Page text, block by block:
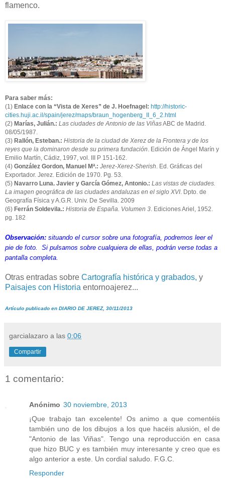
flamenco.
Para saber más:
(1) Enlace con la “Vista de Xeres” de J. Hoefnagel: http://historic-
cities.huji.ac.il/spain/jerez/maps/braun_hogenberg_II_6_2.html
(2) Marías, Julián.: Las ciudades de Antonio de las ViñasABC de Madrid.
08/05/1987.
(3) Rallón, Esteban.: Historia de la ciudad de Xerez de la Frontera y de los
reyes que la dominaron desde su primera fundación . Edición de Ángel Marín y
Emilio Martín, Cádiz, 1997, vol. III P 151-162.
(4) González Gordon, Manuel Mª.: Jerez-Xerez-Sherish . Ed. Gráficas del
Exportador. Jerez. Edición de 1970. Pg. 53.
(5) Navarro Luna. Javier y García Gómez, Antonio.: Las vistas de ciudades.
La imagen geográfica de las ciudades andaluzas en el siglo XVI . Dpto. de
Geografía Física y A.G.R. Univ. De Sevilla. 2009
(6) Ferrán Soldevila.: Historia de España. Volumen 3 . Ediciones Ariel, 1952.
pg. 182
Observación: situando el cursor sobre una fotografía, podremos leer el
pie de foto. Si pulsamos sobre cualquiera de ellas, podrán verse todas a
pantalla completa.
Otras entradas sobre Cartografía histórica y grabados, y
Paisajes con Historia entornoajerez...
Artículo publicado en DIARIO DE JEREZ, 30/11/2013
garcialazaro a las 0:06
Compartir
1 comentario:
Anónimo 30 noviembre, 2013
¡Que trabajo tan excelente! Os animo a que comentéis
también uno de los dibujos a los que hacéis alusión, el de
"Antonio de las Viñas". Tengo una reproducción en casa
que hizo BUC y es también muy interesante y creo que es
algo anterior a este. Un cordial saludo. F.G.C.
Responder